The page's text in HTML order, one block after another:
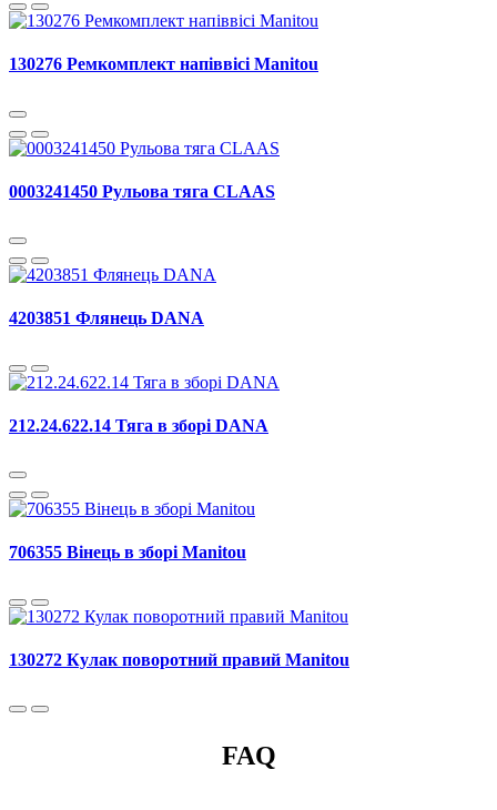
130276 Ремкомплект напіввісі Manitou
0003241450 Рульова тяга CLAAS
4203851 Флянець DANA
212.24.622.14 Тяга в зборі DANA
706355 Вінець в зборі Manitou
130272 Кулак поворотний правий Manitou
FAQ